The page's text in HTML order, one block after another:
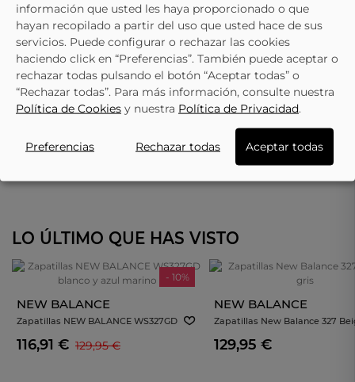
LO ÚLTIMO QUE HAS VISTO
- 10%
NEW BALANCE
Zapatillas NEW BALANCE WS327GD
Blanco Y Azul Marino
116,91 € 129,95 €
NEW BALANCE
Zapatillas New Balance 327
Gris
129,95 €
información que usted les haya proporcionado o que
hayan recopilado a partir del uso que usted hace de sus
servicios. Puede configurar o rechazar las cookies
haciendo click en “Preferencias”. También puede aceptar o
rechazar todas pulsando el botón “Aceptar todas” o
“Rechazar todas”. Para más información, consulte nuestra
Política de Cookies y nuestra Política de Privacidad.
Preferencias Rechazar todas Aceptar todas